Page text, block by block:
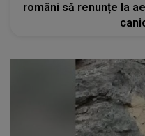
români să renunțe la